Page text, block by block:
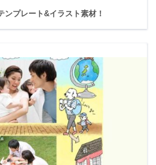
プレート&イラスト素材！